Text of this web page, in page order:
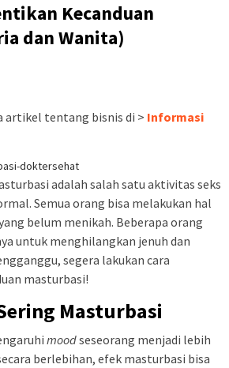
Kecanduan
dan Wanita)
artikel tentang bisnis di > Informasi
adalah salah satu aktivitas seks
Semua orang bisa melakukan hal
belum menikah. Beberapa orang
untuk menghilangkan jenuh dan
segera lakukan cara
masturbasi!
Masturbasi
moodseseorang menjadi lebih
berlebihan, efek masturbasi bisa